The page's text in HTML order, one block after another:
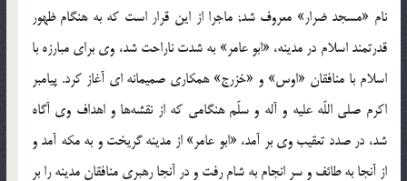
نام «مسجد ضرار» معروف شد; ماجرا از اين قرار است كه به هنگام ظهور
قدرتمند اسلام در مدينه، «ابو عامر» به شدت ناراحت شد، وي براي مبارزه با
اسلام با منافقان «اوس» و «خزرج» همكاري صميمانه اي آغاز كرد. پيامبر
اكرم صلي اللّه عليه و آله و سلّم هنگامي كه از نقشه‌ها و اهداف وي آگاه
شد، در صدد تعقيب وي بر آمد، «ابو عامر» از مدينه گريخت و به مكه آمد و
از آنجا به طائف و سر انجام به شام رفت و در آنجا رهبري منافقان مدينه را بر